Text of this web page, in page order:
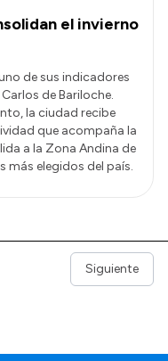
el invierno
de sus indicadores
de Bariloche.
la ciudad recibe
que acompaña la
a la Zona Andina de
más elegidos del país.
Siguiente